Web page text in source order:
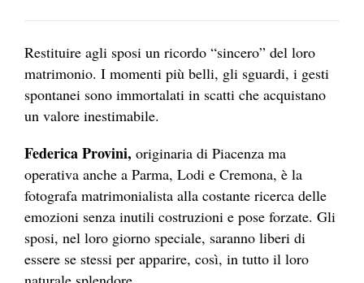
Restituire agli sposi un ricordo “sincero” del loro
matrimonio. I momenti più belli, gli sguardi, i gesti
spontanei sono immortalati in scatti che acquistano
un valore inestimabile.
Federica Provini, originaria di Piacenza ma
operativa anche a Parma, Lodi e Cremona, è la
fotografa matrimonialista alla costante ricerca delle
emozioni senza inutili costruzioni e pose forzate. Gli
sposi, nel loro giorno speciale, saranno liberi di
essere se stessi per apparire, così, in tutto il loro